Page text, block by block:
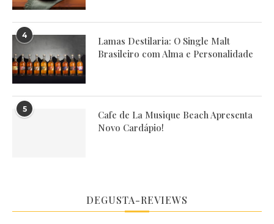
4
Lamas Destilaria: O Single Malt
Brasileiro com Alma e Personalidade
5
Cafe de La Musique Beach Apresenta
Novo Cardápio!
DEGUSTA-REVIEWS